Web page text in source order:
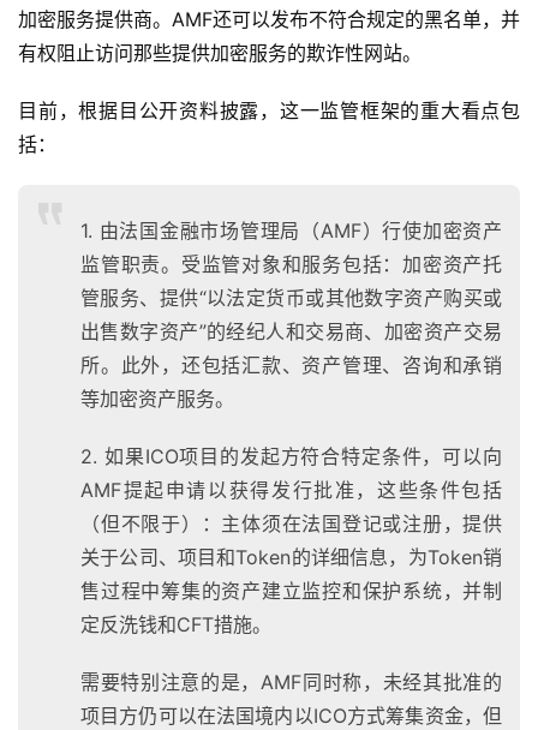
加密服务提供商。AMF还可以发布不符合规定的黑名单，并
有权阻止访问那些提供加密服务的欺诈性网站。
目前，根据目公开资料披露，这一监管框架的重大看点包
括：
1. 由法国金融市场管理局（AMF）行使加密资产
监管职责。受监管对象和服务包括：加密资产托
管服务、提供“以法定货币或其他数字资产购买或
出售数字资产”的经纪人和交易商、加密资产交易
所。此外，还包括汇款、资产管理、咨询和承销
等加密资产服务。
2. 如果ICO项目的发起方符合特定条件，可以向
AMF提起申请以获得发行批准，这些条件包括
（但不限于）：主体须在法国登记或注册，提供
关于公司、项目和Token的详细信息，为Token销
售过程中筹集的资产建立监控和保护系统，并制
定反洗钱和CFT措施。
需要特别注意的是，AMF同时称，未经其批准的
项目方仍可以在法国境内以ICO方式筹集资金，但